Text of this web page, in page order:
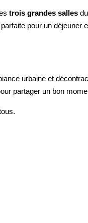
trois grandes salles
pour un déjeuner
urbaine et
partager un bon